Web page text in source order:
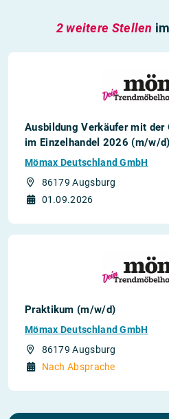
2 weitere Stellen
Ausbildung Verkäufer mit der
im Einzelhandel 2026 (m/w/d)
Mömax Deutschland GmbH
86179 Augsburg
01.09.2026
Praktikum (m/w/d)
Mömax Deutschland GmbH
86179 Augsburg
Nach Absprache